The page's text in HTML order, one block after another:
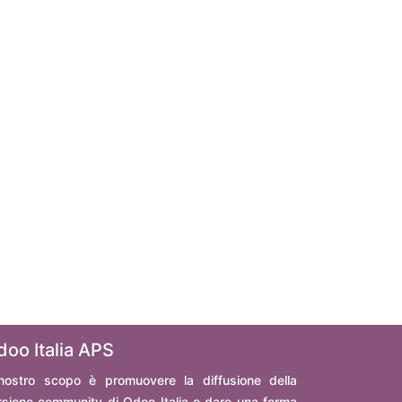
Italia APS
scopo è promuovere la diffusione della